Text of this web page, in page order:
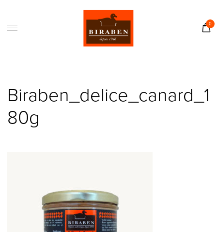
0
Contact
Biraben_delice_canard_1
80g